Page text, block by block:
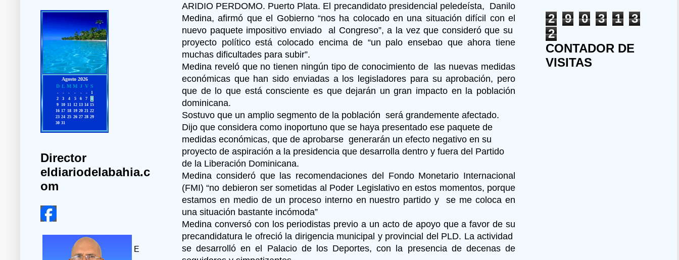
ARIDIO PERDOMO. Puerto Plata. El precandidato presidencial peledeísta, Danilo
Medina, afirmó que el Gobierno “nos ha colocado en una situación difícil con el
nuevo paquete impositivo enviado al Congreso”, a la vez que consideró que su
proyecto político está colocado encima de “un palo ensebao que ahora tiene
muchas dificultades para subir”.
Medina reveló que no tienen ningún tipo de conocimiento de las nuevas medidas
económicas que han sido enviadas a los legisladores para su aprobación, pero
que de lo que está consciente es que dejarán un gran impacto en la población
dominicana.
Sostuvo que un amplio segmento de la población será grandemente afectado.
Dijo que considera como inoportuno que se haya presentado ese paquete de
medidas económicas, que de aprobarse generarán un efecto negativo en su
proyecto de aspiración a la presidencia que desarrolla dentro y fuera del Partido
de la Liberación Dominicana.
Medina consideró que las recomendaciones del Fondo Monetario Internacional
(FMI) “no debieron ser sometidas al Poder Legislativo en estos momentos, porque
estamos en medio de un proceso interno en nuestro partido y se me coloca en
una situación bastante incómoda”
Medina conversó con los periodistas previo a un acto de apoyo que a favor de su
precandidatura le ofreció la dirigencia municipal y provincial del PLD. La actividad
se desarrolló en el Palacio de los Deportes, con la presencia de decenas de
Director
eldiariodelabahia.c
om
E
2
9 0 3 1
3
2
CONTADOR DE
VISITAS